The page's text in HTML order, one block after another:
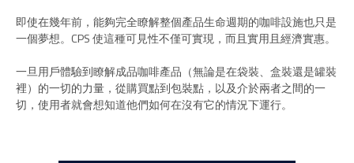
即使在幾年前，能夠完全瞭解整個產品生命週期的咖啡設施也只是
一個夢想。CPS 使這種可見性不僅可實現，而且實用且經濟實惠。
一旦用戶體驗到瞭解成品咖啡產品（無論是在袋裝、盒裝還是罐裝
裡）的一切的力量，從購買點到包裝點，以及介於兩者之間的一
切，使用者就會想知道他們如何在沒有它的情況下運行。